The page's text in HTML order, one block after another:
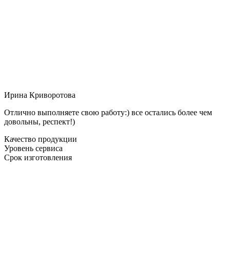
Ирина Криворотова
Отлично выполняете свою работу:) все остались более чем
довольны, респект!)
Качество продукции
Уровень сервиса
Срок изготовления